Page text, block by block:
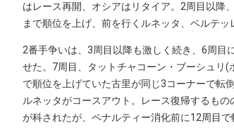
はレース再開、オシアはリタイア。2周目以降
まで順位を上げ、前を行くルネッタ、ベルテッ
2番手争いは、3周目以降も激しく続き、6周目
せた。7周目、タットチャコーン・ブーシュリ
で順位を上げていた古里が同じ3コーナーで転
ルネッタがコースアウト。レース復帰するも
が科されたが、ペナルティー消化前に12周目